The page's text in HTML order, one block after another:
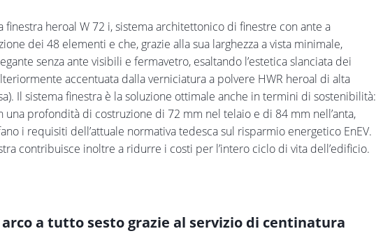
heroal W 72 i, sistema architettonico di finestre con ante a
dei 48 elementi e che, grazie alla sua larghezza a vista minimale,
senza ante visibili e fermavetro, esaltando l’estetica slanciata dei
accentuata dalla verniciatura a polvere HWR heroal di alta
Il sistema finestra è la soluzione ottimale anche in termini di sostenibilità:
profondità di costruzione di 72 mm nel telaio e di 84 mm nell’anta,
i requisiti dell’attuale normativa tedesca sul risparmio energetico EnEV.
contribuisce inoltre a ridurre i costi per l’intero ciclo di vita dell’edificio.
a tutto sesto grazie al servizio di centinatura